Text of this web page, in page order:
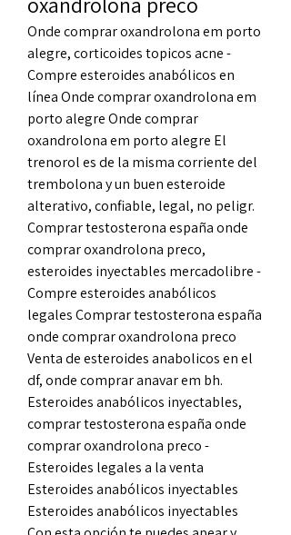
Onde comprar oxandrolona em porto
alegre, corticoides topicos acne -
Compre esteroides anabólicos en
línea Onde comprar oxandrolona em
porto alegre Onde comprar
oxandrolona em porto alegre El
trenorol es de la misma corriente del
trembolona y un buen esteroide
alterativo, confiable, legal, no peligr.
Comprar testosterona españa onde
comprar oxandrolona preco,
esteroides inyectables mercadolibre -
Compre esteroides anabólicos
legales Comprar testosterona españa
onde comprar oxandrolona preco
Venta de esteroides anabolicos en el
df, onde comprar anavar em bh.
Esteroides anabólicos inyectables,
comprar testosterona españa onde
comprar oxandrolona preco -
Esteroides legales a la venta
Esteroides anabólicos inyectables
Esteroides anabólicos inyectables